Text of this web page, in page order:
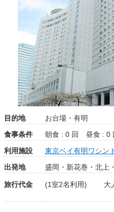
目的地
お台場・有明
食事条件
朝食 : 0 回 昼食 : 0
利用施設
東京ベイ有明ワシン
出発地
盛岡・新花巻・北上
旅行代金 (1室2名利用) 大